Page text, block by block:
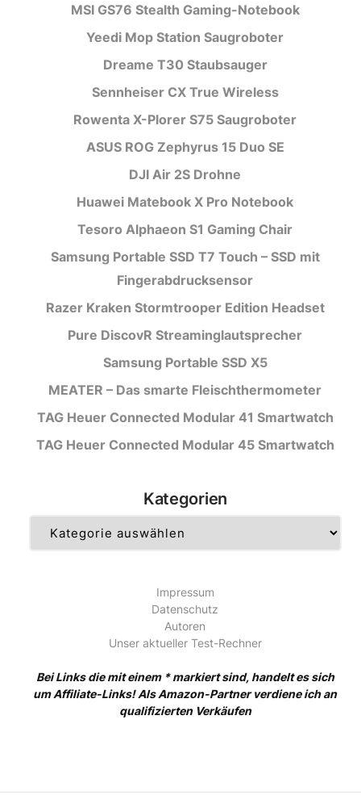
MSI GS76 Stealth Gaming-Notebook
Yeedi Mop Station Saugroboter
Dreame T30 Staubsauger
Sennheiser CX True Wireless
Rowenta X-Plorer S75 Saugroboter
ASUS ROG Zephyrus 15 Duo SE
DJI Air 2S Drohne
Huawei Matebook X Pro Notebook
Tesoro Alphaeon S1 Gaming Chair
Samsung Portable SSD T7 Touch – SSD mit
Fingerabdrucksensor
Razer Kraken Stormtrooper Edition Headset
Pure DiscovR Streaminglautsprecher
Samsung Portable SSD X5
MEATER – Das smarte Fleischthermometer
TAG Heuer Connected Modular 41 Smartwatch
TAG Heuer Connected Modular 45 Smartwatch
Kategorien
Impressum
Datenschutz
Autoren
Unser aktueller Test-Rechner
Bei Links die mit einem * markiert sind, handelt es sich
um Affiliate-Links! Als Amazon-Partner verdiene ich an
qualifizierten Verkäufen